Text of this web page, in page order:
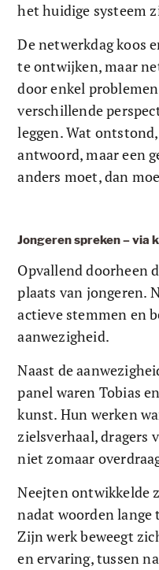
het huidige systeem
De netwerkdag koos
te ontwijken, maar
door enkel
verschillende
leggen. Wat
antwoord, maar een
anders moet, dan
Jongeren spreken – via
Opvallend doorheen
plaats van jongeren.
actieve stemmen en
aanwezigheid.
Naast de
panel waren Tobias
kunst. Hun werken
zielsverhaal, dragers
niet zomaar
Neejten ontwikkelde
nadat woorden
Zijn werk beweegt
en ervaring, tussen